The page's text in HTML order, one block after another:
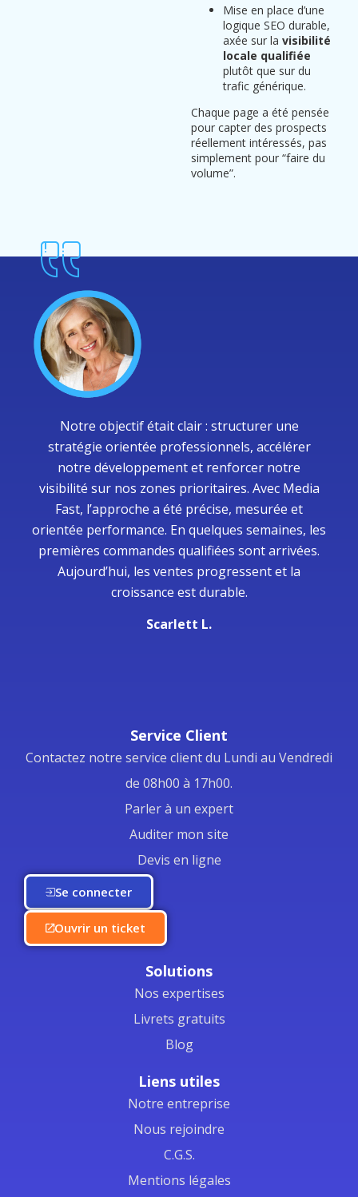
Mise en place d’une
logique SEO durable,
axée sur lavisibilité
locale qualifiée
plutôt que sur du
trafic générique.
Chaque page a été pensée
pour capter des prospects
réellement intéressés, pas
simplement pour “faire du
volume”.
Notre objectif était clair : structurer une
stratégie orientée professionnels, accélérer
notre développement et renforcer notre
visibilité sur nos zones prioritaires. Avec Media
Fast, l’approche a été précise, mesurée et
orientée performance. En quelques semaines, les
premières commandes qualifiées sont arrivées.
Aujourd’hui, les ventes progressent et la
croissance est durable.
Scarlett L.
Service Client
Contactez notre service client du Lundi au Vendredi
de 08h00 à 17h00.
Parler à un expert
Auditer mon site
Devis en ligne
Se connecter
Ouvrir un ticket
Solutions
Nos expertises
Livrets gratuits
Blog
Liens utiles
Notre entreprise
Nous rejoindre
C.G.S.
Mentions légales